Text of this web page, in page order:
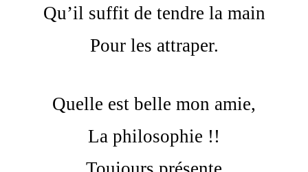
Qu’il suffit de tendre la main
Pour les attraper.
Quelle est belle mon amie,
La philosophie !!